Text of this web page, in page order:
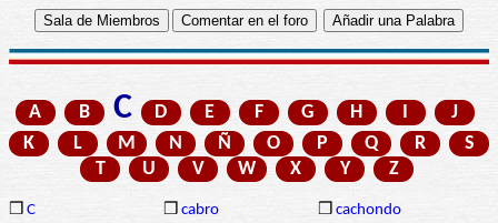
A B C D E F G H I
J
K
L M N Ñ O P Q R
S
T
U V W X Y Z
❒ C ❒ cabro ❒ cachondo